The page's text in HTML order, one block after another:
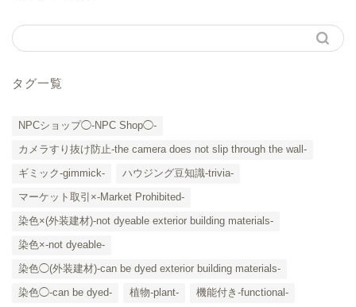
タグ一覧
NPCショップ◯-NPC Shop◯-
カメラすり抜け防止-the camera does not slip through the wall-
ギミック-gimmick-
ハウジング豆知識-trivia-
マーケット取引×-Market Prohibited-
染色×(外装建材)-not dyeable exterior building materials-
染色×-not dyeable-
染色◯(外装建材)-can be dyed exterior building materials-
染色◯-can be dyed-
植物-plant- 機能付き-functional-
Category List-